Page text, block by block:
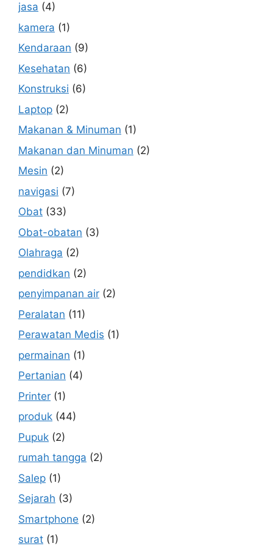
jasa (4)
kamera (1)
Kendaraan (9)
Kesehatan (6)
Konstruksi (6)
Laptop (2)
Makanan & Minuman (1)
Makanan dan Minuman (2)
Mesin (2)
navigasi (7)
Obat (33)
Obat-obatan (3)
Olahraga (2)
pendidkan (2)
penyimpanan air (2)
Peralatan (11)
Perawatan Medis (1)
permainan (1)
Pertanian (4)
Printer (1)
produk (44)
Pupuk (2)
rumah tangga (2)
Salep (1)
Sejarah (3)
Smartphone (2)
surat (1)